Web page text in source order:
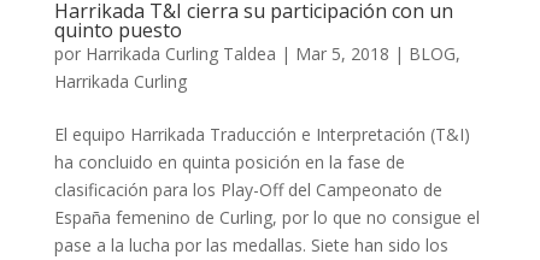
Harrikada T&I cierra su participación con un
quinto puesto
por Harrikada Curling Taldea | Mar 5, 2018 | BLOG,
Harrikada Curling
El equipo Harrikada Traducción e Interpretación (T&I)
ha concluido en quinta posición en la fase de
clasificación para los Play-Off del Campeonato de
España femenino de Curling, por lo que no consigue el
pase a la lucha por las medallas. Siete han sido los